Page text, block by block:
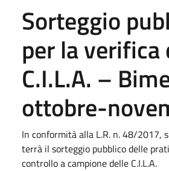
Sorteggio
per la verifica
C.I.L.A. –
ottobre-
In conformità alla L.R. n. 48/2017,
terrà il sorteggio pubblico delle
controllo a campione delle C.I.L.A.